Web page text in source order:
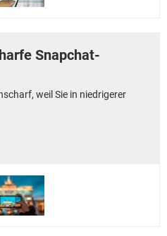
Snapchat-
weil Sie in niedrigerer